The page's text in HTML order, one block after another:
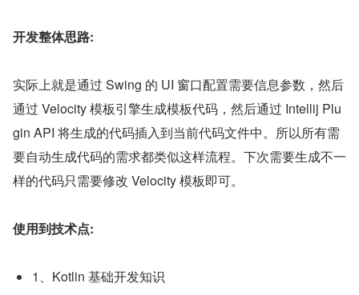
开发整体思路:
实际上就是通过 Swing 的 UI 窗口配置需要信息参数，然后
通过 Velocity 模板引擎生成模板代码，然后通过 Intellij Plu
gin API 将生成的代码插入到当前代码文件中。所以所有需
要自动生成代码的需求都类似这样流程。下次需要生成不一
样的代码只需要修改 Velocity 模板即可。
使用到技术点:
1、Kotlin 基础开发知识